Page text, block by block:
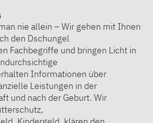
nie allein – Wir gehen mit Ihnen
den Dschungel
Fachbegriffe und bringen Licht in
Informationen über
Leistungen in der
und nach der Geburt. Wir